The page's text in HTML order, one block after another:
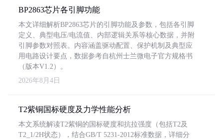
BP2863芯片各引脚功能
本文详细解析BP2863芯片的引脚功能及参数，包括各引脚
定义、典型电压/电流值、内部逻辑关系等核心数据，并附
引脚参数对照表。内容涵盖驱动配置、保护机制及典型应
用电路设计要点，数据参考自杭州士兰微电子官方规格书
（版本V1.2）。
2026年8月4日
T2紫铜国标硬度及力学性能分析
本文系统解读T2紫铜的国标硬度和抗拉强度（包括T2及
T2_1/2H状态），结合GB/T 5231-2012标准数据，详细分